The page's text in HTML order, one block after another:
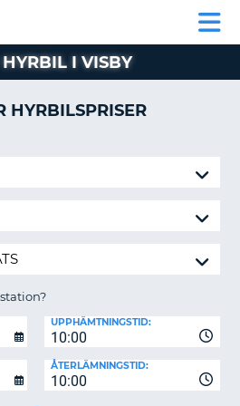
I VISBY
HYRBILSPRISER
10:00
UPPHÄMTNINGSTID:
10:00
ÅTERLÄMNINGSTID: